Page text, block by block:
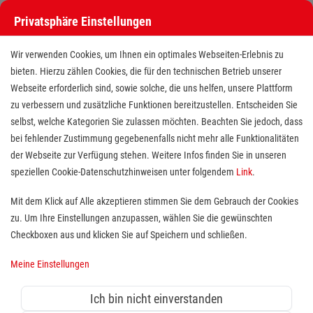
Medizinische Fachangestellte
(m/w/d) mit Weiterbildung
Praxismanagement
Standort(e): Bad Brückenau
Privatsphäre Einstellungen
Wir verwenden Cookies, um Ihnen ein optimales Webseiten-Erlebnis zu
bieten. Hierzu zählen Cookies, die für den technischen Betrieb unserer
Webseite erforderlich sind, sowie solche, die uns helfen, unsere Plattform
zu verbessern und zusätzliche Funktionen bereitzustellen. Entscheiden Sie
selbst, welche Kategorien Sie zulassen möchten. Beachten Sie jedoch, dass
bei fehlender Zustimmung gegebenenfalls nicht mehr alle Funktionalitäten
der Webseite zur Verfügung stehen. Weitere Infos finden Sie in unseren
speziellen Cookie-Datenschutzhinweisen unter folgendem Link.
Mit dem Klick auf Alle akzeptieren stimmen Sie dem Gebrauch der Cookies
zu. Um Ihre Einstellungen anzupassen, wählen Sie die gewünschten
Checkboxen aus und klicken Sie auf Speichern und schließen.
Meine Einstellungen
Ich bin nicht einverstanden